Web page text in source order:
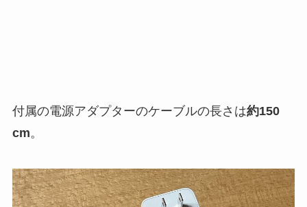
付属の電源アダプターのケーブルの長さは約150
cm。